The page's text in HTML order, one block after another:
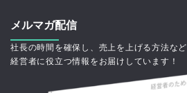
メルマガ配信
社長の時間を確保し、売上を上げる方法など
経営者に役立つ情報をお届けしています！